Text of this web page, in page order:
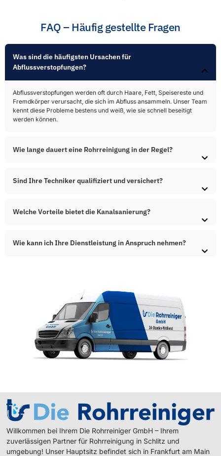
FAQ – Häufig gestellte Fragen
Was sind die häufigsten Ursachen für
Abflussverstopfungen?​
Abflussverstopfungen werden oft durch Haare, Fett, Speisereste und
Fremdkörper verursacht, die sich im Abfluss ansammeln. Unser Team
kennt diese Probleme bestens und weiß, wie sie schnell beseitigt
werden können.
Wie lange dauert eine Rohrreinigung in der Regel?
Sind Ihre Techniker qualifiziert und versichert?
Welche Vorteile bietet die Kanalsanierung?
Wie kann ich Ihre Dienstleistung in Anspruch nehmen?
Willkommen bei Ihrem Die Rohrreiniger GmbH – Ihrem
zuverlässigen Partner für Rohrreinigung in Schlitz und
umgebung! Unser Hauptsitz befindet sich in Frankfurt am Main